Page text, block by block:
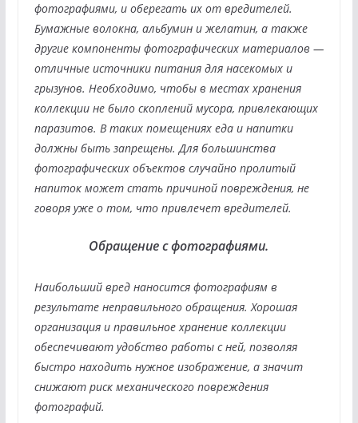
фотографиями, и оберегать их от вредителей.
Бумажные волокна, альбумин и желатин, а также
другие компоненты фотографических материалов —
отличные источники питания для насекомых и
грызунов. Необходимо, чтобы в местах хранения
коллекции не было скоплений мусора, привлекающих
паразитов. В таких помещениях еда и напитки
должны быть запрещены. Для большинства
фотографических объектов случайно пролитый
напиток может стать причиной повреждения, не
говоря уже о том, что привлечет вредителей.
Обращение с фотографиями.
Наибольший вред наносится фотографиям в
результате неправильного обращения. Хорошая
организация и правильное хранение коллекции
обеспечивают удобство работы с ней, позволяя
быстро находить нужное изображение, а значит
снижают риск механического повреждения
фотографий.